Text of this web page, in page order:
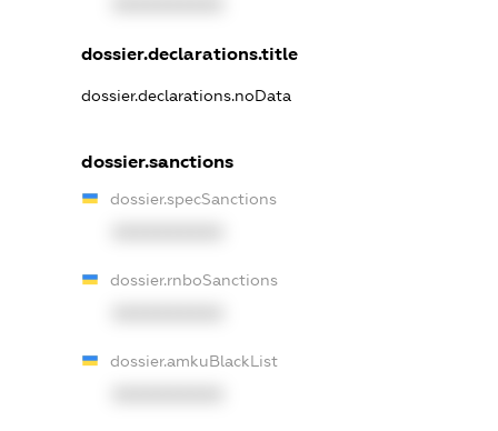
dossier.declarations.title
dossier.declarations.noData
dossier.sanctions
dossier.specSanctions
dossier.rnboSanctions
dossier.amkuBlackList